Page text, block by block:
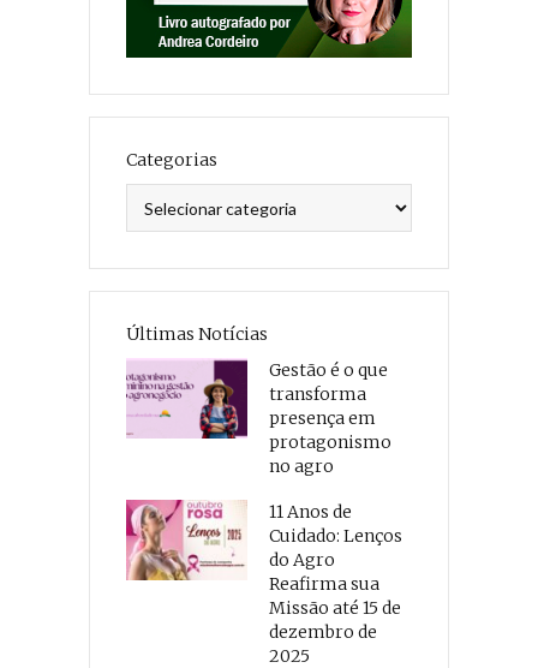
Categorias
Últimas Notícias
Gestão é o que
transforma
presença em
protagonismo
no agro
11 Anos de
Cuidado: Lenços
do Agro
Reafirma sua
Missão até 15 de
dezembro de
2025